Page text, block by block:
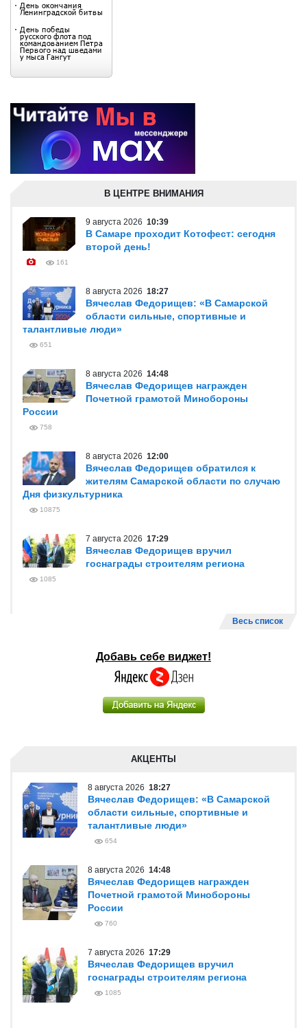
В ЦЕНТРЕ ВНИМАНИЯ
9 августа 2026 10:39
В Самаре проходит Котофест: сегодня
второй день!
161
8 августа 2026 18:27
Вячеслав Федорищев: «В Самарской
области сильные, спортивные и
талантливые люди»
651
8 августа 2026 14:48
Вячеслав Федорищев награжден
Почетной грамотой Минобороны
России
758
8 августа 2026 12:00
Вячеслав Федорищев обратился к
жителям Самарской области по случаю
Дня физкультурника
10875
7 августа 2026 17:29
Вячеслав Федорищев вручил
госнаграды строителям региона
1085
Весь список
Добавь себе виджет!
АКЦЕНТЫ
8 августа 2026 18:27
Вячеслав Федорищев: «В Самарской
области сильные, спортивные и
талантливые люди»
654
8 августа 2026 14:48
Вячеслав Федорищев награжден
Почетной грамотой Минобороны
России
760
7 августа 2026 17:29
Вячеслав Федорищев вручил
госнаграды строителям региона
1085